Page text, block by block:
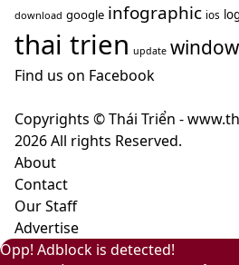
nghĩa
gì?
Fuzz
–
của
nhã
nhặn
và
ấm
áp
download google infographic ios
thai trien update
Find us on Facebook
Copyrights © Thái Triển -
2026 All rights Reserved.
About
Contact
Our Staff
Advertise
Facebook
X
LinkedIn
YouTube
Google
Back
Close
Opp! Adblock is detected!